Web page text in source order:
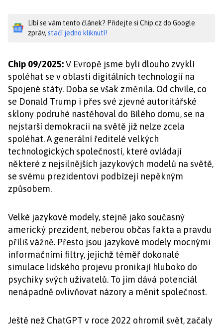
Líbí se vám tento článek? Přidejte si Chip.cz do Google
zpráv, stačí jedno kliknutí!
Chip 09/2025:V Evropě jsme byli dlouho zvyklí
spoléhat se v oblasti digitálních technologií na
Spojené státy. Doba se však změnila. Od chvíle, co
se Donald Trump i přes své zjevné autoritářské
sklony podruhé nastěhoval do Bílého domu, se na
nejstarší demokracii na světě již nelze zcela
spoléhat. A generální ředitelé velkých
technologických společností, které ovládají
některé z nejsilnějších jazykových modelů na světě,
se svému prezidentovi podbízejí nepěkným
způsobem.
Velké jazykové modely, stejně jako současný
americký prezident, neberou občas fakta a pravdu
příliš vážně. Přesto jsou jazykové modely mocnými
informačními filtry, jejichž téměř dokonalé
simulace lidského projevu pronikají hluboko do
psychiky svých uživatelů. To jim dává potenciál
nenápadně ovlivňovat názory a měnit společnost.
Ještě než ChatGPT v roce 2022 ohromil svět, začaly